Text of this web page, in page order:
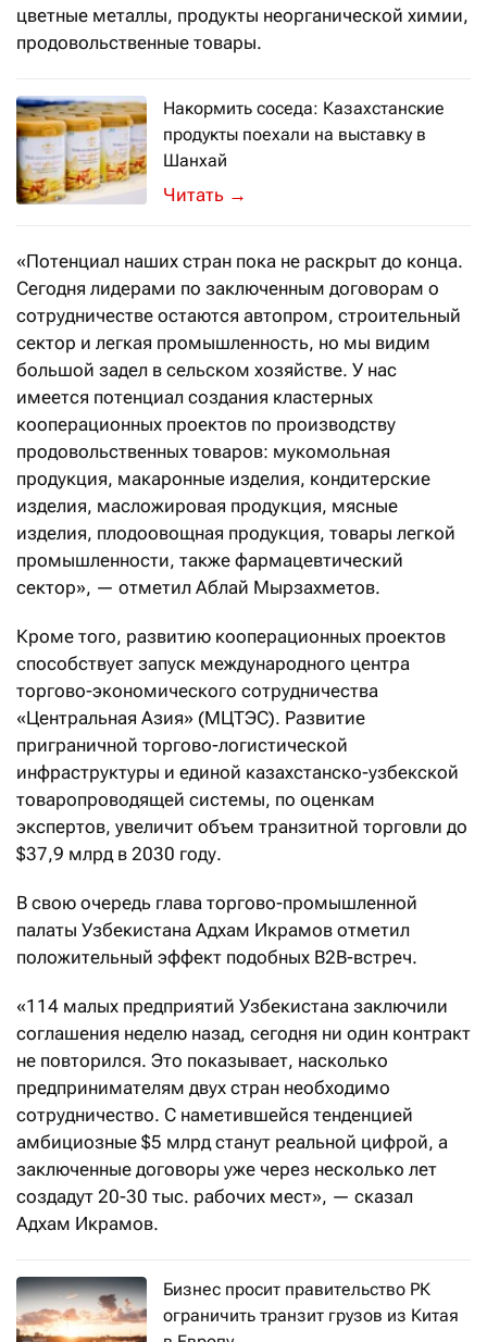
цветные металлы, продукты неорганической химии,
продовольственные товары.
Накормить соседа: Казахстанские
продукты поехали на выставку в
Шанхай
5 ноября в Шанхае стартовала 4-я
→
«Потенциал наших стран пока не раскрыт до конца.
Сегодня лидерами по заключенным договорам о
сотрудничестве остаются автопром, строительный
сектор и легкая промышленность, но мы видим
большой задел в сельском хозяйстве. У нас
имеется потенциал создания кластерных
кооперационных проектов по производству
продовольственных товаров: мукомольная
продукция, макаронные изделия, кондитерские
изделия, масложировая продукция, мясные
изделия, плодоовощная продукция, товары легкой
промышленности, также фармацевтический
сектор», — отметил Аблай Мырзахметов.
Кроме того, развитию кооперационных проектов
способствует запуск международного центра
торгово-экономического сотрудничества
«Центральная Азия» (МЦТЭС). Развитие
приграничной торгово-логистической
инфраструктуры и единой казахстанско-узбекской
товаропроводящей системы, по оценкам
экспертов, увеличит объем транзитной торговли до
$37,9 млрд в 2030 году.
В свою очередь глава торгово-промышленной
палаты Узбекистана Адхам Икрамов отметил
положительный эффект подобных B2B-встреч.
«114 малых предприятий Узбекистана заключили
соглашения неделю назад, сегодня ни один контракт
не повторился. Это показывает, насколько
предпринимателям двух стран необходимо
сотрудничество. С наметившейся тенденцией
амбициозные $5 млрд станут реальной цифрой, а
заключенные договоры уже через несколько лет
создадут 20-30 тыс. рабочих мест», — сказал
Адхам Икрамов.
Бизнес просит правительство РК
ограничить транзит грузов из Китая